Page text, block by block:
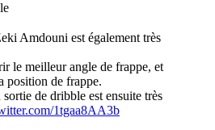
Amdouni est également très
le meilleur angle de frappe, et
position de frappe.
de dribble est ensuite très
1tgaa8AA3b